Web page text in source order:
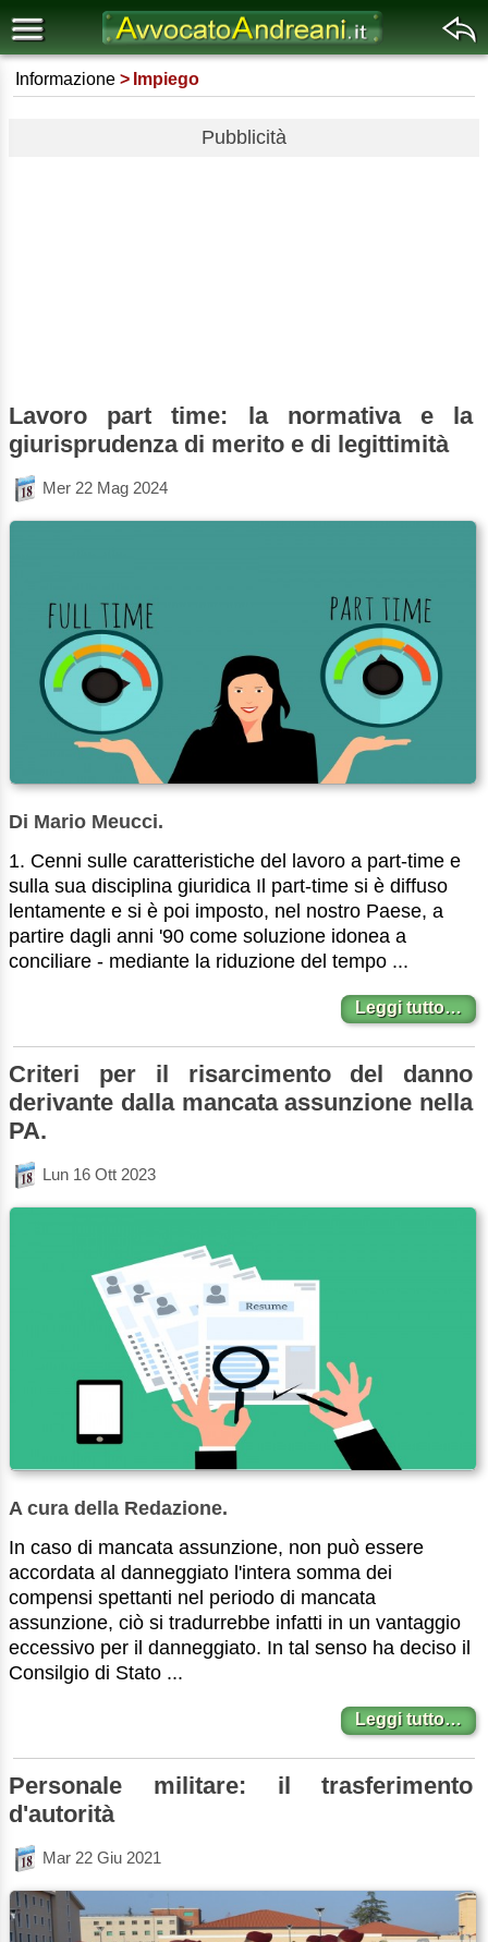
Informazione Impiego
Pubblicità
Lavoro part time: la normativa e la
giurisprudenza di merito e di legittimità
Mer 22 Mag 2024
Di Mario Meucci.
1. Cenni sulle caratteristiche del lavoro a part-time e
sulla sua disciplina giuridica Il part-time si è diffuso
lentamente e si è poi imposto, nel nostro Paese, a
partire dagli anni '90 come soluzione idonea a
conciliare - mediante la riduzione del tempo ...
Leggi tutto…
Criteri per il risarcimento del danno
derivante dalla mancata assunzione nella
PA.
Lun 16 Ott 2023
A cura della Redazione.
In caso di mancata assunzione, non può essere
accordata al danneggiato l'intera somma dei
compensi spettanti nel periodo di mancata
assunzione, ciò si tradurrebbe infatti in un vantaggio
eccessivo per il danneggiato. In tal senso ha deciso il
Consilgio di Stato ...
Leggi tutto…
Personale militare: il trasferimento
d'autorità
Mar 22 Giu 2021